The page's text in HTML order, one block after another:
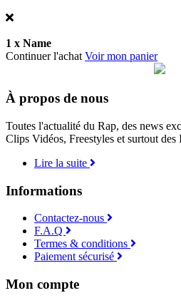
1 x Name
Continuer l'achat Voir mon panier
À propos de nous
Toutes l'actualité du Rap, des news
Clips Vidéos, Freestyles et surtout des
Lire la suite
Informations
Contactez-nous
F.A.Q
Termes & conditions
Paiement sécurisé
Mon compte